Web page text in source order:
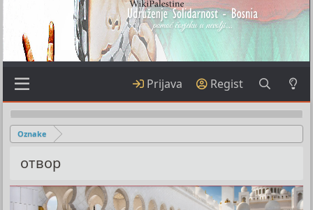
Prijava Regist
Oznake
отвор